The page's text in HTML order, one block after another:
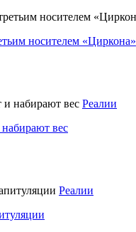
носителем «Циркона»
Реалии
вес
Реалии